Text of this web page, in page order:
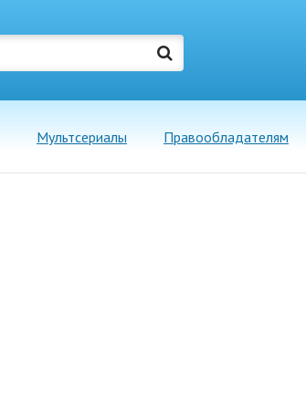
Мультсериалы Правообладателям